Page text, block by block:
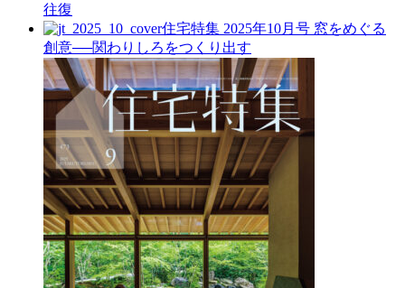
往復
住宅特集 2025年10月号 窓をめぐる
創意──関わりしろをつくり出す